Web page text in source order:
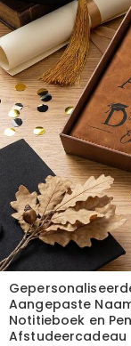
Aangepaste
Notitieboek en
Afstudeercadeau